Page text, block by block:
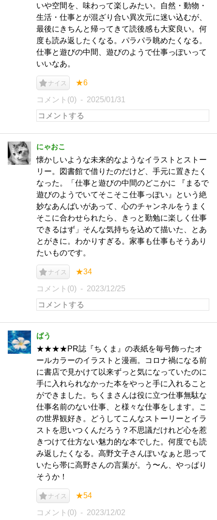
いや空間を、味わって楽しみたい。自然・動物・
生活・仕事とが混ざり合い異次元に迷い込むが、
最後にきちんと帰ってきて読後感も大変良い。何
度も読み返したくなる。パラパラ眺めたくなる。
仕事と遊びの中間、遊びのようで仕事っぽいって
いいなあ。
ナイス ★6
コメント(0) 2025/01/31
にゃおこ
懐かしいような未来的なようなイラストとストー
リー。図書館で借りたのだけど、手元に置きたく
なった。「仕事と遊びの中間のどこかに 『まるで
遊びのようでいてそこそこ仕事っぽい』という絶
妙なあんばいがあって、心のチャンネルをうまく
そこに合わせられたら、きっと勤勉に楽しく仕事
できるはず」そんな気持ちを込めて描いた、とあ
とがきに。わかりすぎる。家事も仕事もそうあり
たいものです。
ナイス ★34
コメント(0) 2023/12/25
ばう
★★★★PR誌『ちくま』の表紙を毎号飾ったオ
ールカラーのイラストと漫画。コロナ禍になる前
に書店で見かけて以来ずっと気になっていたのに
手に入れられなかった本をやっと手に入れること
ができました。ちくまさんは役に立つ仕事無駄な
仕事名前のない仕事、と様々な仕事をします。こ
の世界観好き。どうしてこんなストーリーとイラ
ストを思いつくんだろう？不思議だけれど心を惹
きつけて仕方ない魅力的な本でした。何度でも読
み返したくなる。高野文子さんぽいなぁと思って
いたら帯に高野さんの言葉が。う〜ん、やっぱり
そうか！
ナイス ★54
コメント(0) 2023/12/02